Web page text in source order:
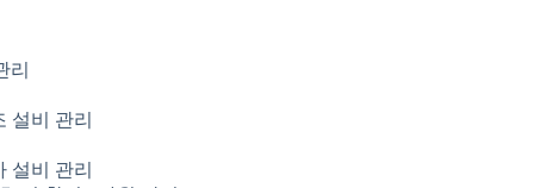
리
설비 관리
설비 관리